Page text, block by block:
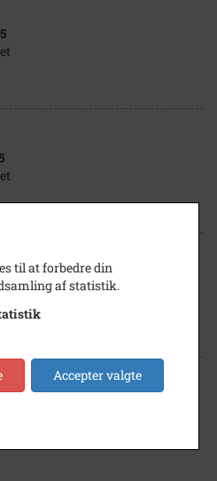
til at forbedre din
af statistik.
Accepter valgte